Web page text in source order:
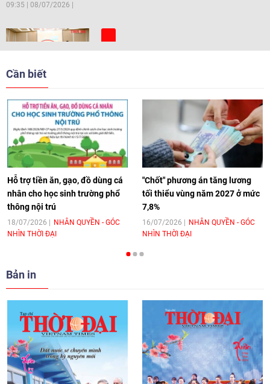
09:35 08/07/2026
[Video] Trẻ em Đông Á cùng kiến tạo
[Video] Âm nhạc flamenco gắn kết văn
hoá Việt Nam - Tây Ban Nha
11:10 17/06/2026
[Video] Trao tặng Kỷ niệm chương "Vì
hòa bình, hữu nghị giữa các dân tộc"
cho Đại sứ Hungary tại Việt Nam
[Video] Nhân dân Việt Nam luôn trân
trọng tình cảm của nước Nga
08:02 | 13/06/2026
Video: Cơ hội giao lưu quốc tế cho học
Cần biết
Hỗ trợ tiền ăn, gạo, đồ dùng cá
nhân cho học sinh trường phổ
thông nội trú
18/07/2026
NHÂN QUYỀN - GÓC
NHÌN THỜI ĐẠI
"Chốt" phương án tăng lương
tối thiểu vùng năm 2027 ở mức
7,8%
16/07/2026
NHÂN QUYỀN - GÓC
NHÌN THỜI ĐẠI
Bản in